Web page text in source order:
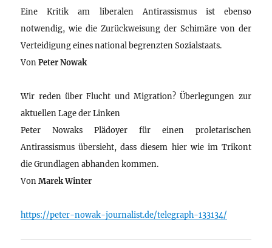
Eine Kritik am liberalen Antirassismus ist ebenso
notwendig, wie die Zurückweisung der Schimäre von der
Verteidigung eines national begrenzten Sozialstaats.
VonPeter Nowak
Wir reden über Flucht und Migration? Überlegungen zur
aktuellen Lage der Linken
Peter Nowaks Plädoyer für einen proletarischen
Antirassismus übersieht, dass diesem hier wie im Trikont
die Grundlagen abhanden kommen.
VonMarek Winter
https://peter-nowak-journalist.de/telegraph-133134/